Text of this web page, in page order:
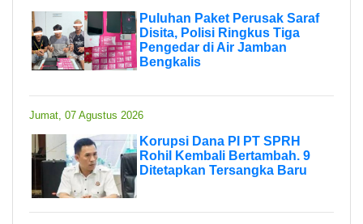
Puluhan Paket Perusak Saraf
Disita, Polisi Ringkus Tiga
Pengedar di Air Jamban
Bengkalis
Jumat, 07 Agustus 2026
Korupsi Dana PI PT SPRH
Rohil Kembali Bertambah. 9
Ditetapkan Tersangka Baru